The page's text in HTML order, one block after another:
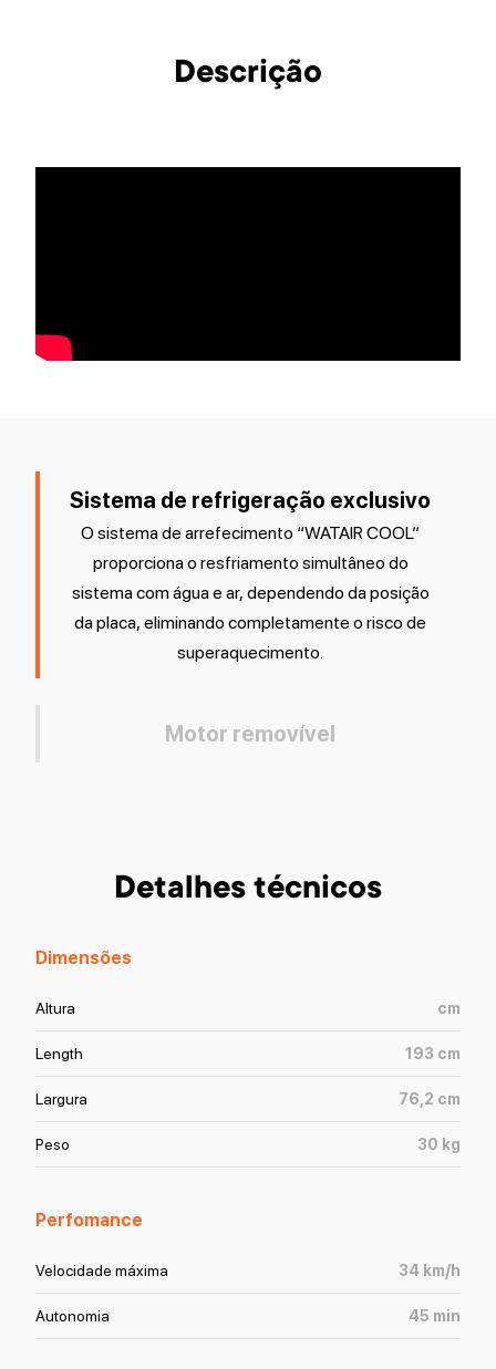
Descrição
Sistema de refrigeração exclusivo
O sistema de arrefecimento “WATAIR COOL”
proporciona o resfriamento simultâneo do
sistema com água e ar, dependendo da posição
da placa, eliminando completamente o risco de
superaquecimento.
Motor removível
Detalhes técnicos
Dimensões
Altura cm
Length 193 cm
Largura 76,2 cm
Peso 30 kg
Perfomance
Velocidade máxima 34 km/h
Autonomia 45 min